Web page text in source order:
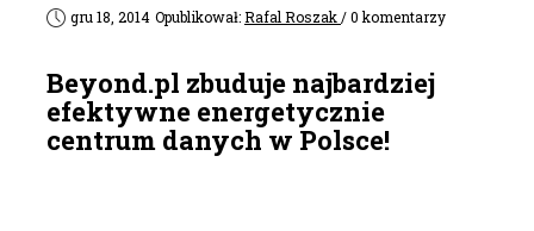
gru 18, 2014 Opublikował:Rafal Roszak/ 0 komentarzy
Beyond.pl zbuduje najbardziej
efektywne energetycznie
centrum danych w Polsce!